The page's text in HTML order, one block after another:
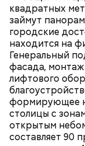
квадратных
займут
городские
находится на
Генеральный
фасада,
лифтового
формирующее
столицы с
открытым
составляет 90
программе
отправить
Царицыно;
Битцевский
Теплый Стан;
Парк победы;
Долину реки
Парк Фили;
Парк
Исследователи
впервые
третьей женой
наследия
10, когда были
влюбились
тот момент